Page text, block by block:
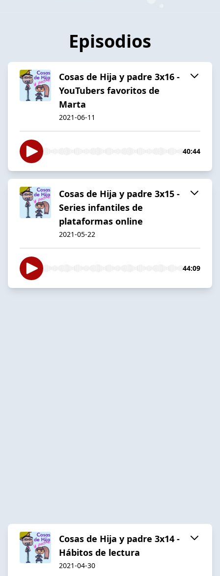
Episodios
Cosas de Hija y padre 3x16 -
YouTubers favoritos de
Marta
2021-06-11
40:44
Cosas de Hija y padre 3x15 -
Series infantiles de
plataformas online
2021-05-22
44:09
Cosas de Hija y padre 3x14 -
Hábitos de lectura
2021-04-30